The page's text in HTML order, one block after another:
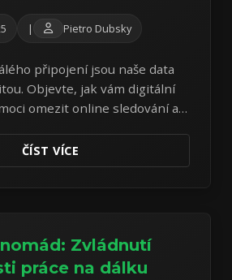
| Pietro Dubsky
připojení jsou naše data
Objevte, jak vám digitální
omezit online sledování a
ČÍST VÍCE
Zvládnutí
práce na dálku